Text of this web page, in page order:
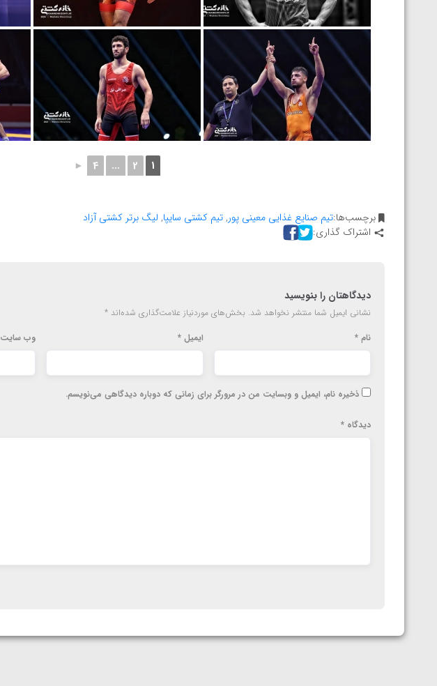
1
2
...
4
►
برچسب‌ها:تیم صنایع غذایی معینی پور,تیم کشتی سایپا, لیگ برتر کشتی آزاد
اشتراک گذاری:
دیدگاهتان را بنویسید
نشانی ایمیل شما منتشر نخواهد شد. بخش‌های موردنیاز علامت‌گذاری شده‌اند *
نام * ایمیل* وب‌ سایت
ذخیره نام، ایمیل و وبسایت من در مرورگر برای زمانی که دوباره دیدگاهی می‌نویسم.
دیدگاه *